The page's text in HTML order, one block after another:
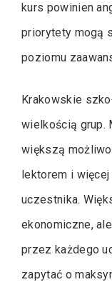
kurs powinien
priorytety mogą
poziomu
Krakowskie
wielkością grup.
większą
lektorem i
uczestnika.
ekonomiczne,
przez każdego
zapytać o